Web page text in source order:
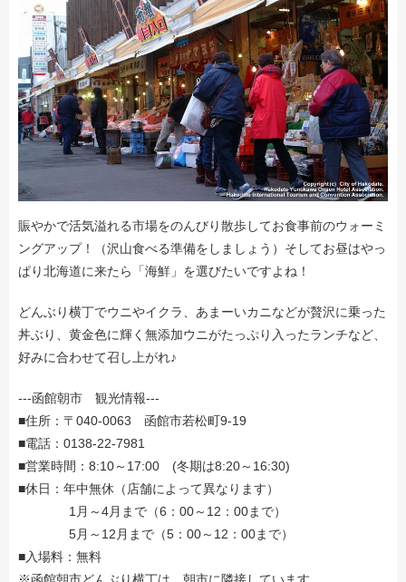
賑やかで活気溢れる市場をのんびり散歩してお食事前のウォーミ
ングアップ！（沢山食べる準備をしましょう）そしてお昼はやっ
ぱり北海道に来たら「海鮮」を選びたいですよね！
どんぶり横丁でウニやイクラ、あまーいカニなどが贅沢に乗った
丼ぶり、黄金色に輝く無添加ウニがたっぷり入ったランチなど、
好みに合わせて召し上がれ♪
---函館朝市 観光情報---
■住所：〒040-0063 函館市若松町9-19
■電話：0138-22-7981
■営業時間：8:10～17:00 (冬期は8:20～16:30)
■休日：年中無休（店舗によって異なります）
1月～4月まで（6：00～12：00まで）
5月～12月まで（5：00～12：00まで）
■入場料：無料
※函館朝市どんぶり横丁は、朝市に隣接しています。